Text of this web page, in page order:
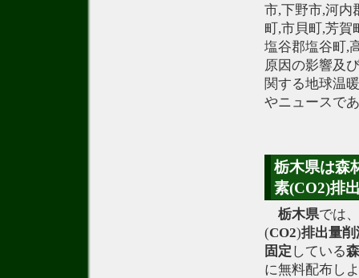
市,下野市,河内
町,市貝町,芳賀
塩谷郡塩谷町,
原因の影響及
関する地球温
やニュースで
栃木県は森
素(CO2)排
栃木県では、
(CO2)排出量削
固定 している
に無料配布し